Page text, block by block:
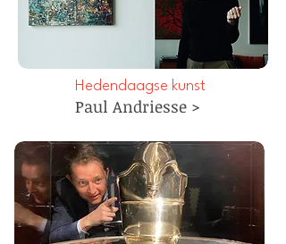
Hedendaagse kunst
Paul Andriesse >